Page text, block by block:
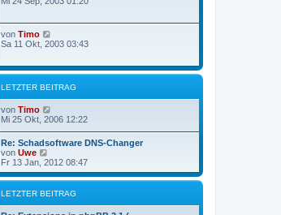
r
e
t
a
g
t
e
B
e
i
t
a
von Timo
e
s
e
r
e
i
t
a
Sa 11 Okt, 2003 03:43
LETZTER BEITRAG
von Timo
e
e
s
t
e
r
e
i
Mi 25 Okt, 2006 12:22
Re: Schadsoftware DNS-Changer
von Uwe
e
u
e
s
Fr 13 Jan, 2012 08:47
LETZTER BEITRAG